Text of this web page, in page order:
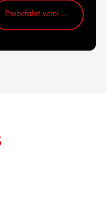
Probefahrt vereinbaren